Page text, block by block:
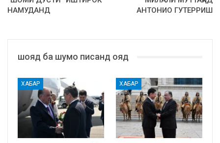
НАМУДАНД
АНТОНИО ГУТЕРРИШ
шояд ба шумо писанд ояд
ХАБАР ХАБАР